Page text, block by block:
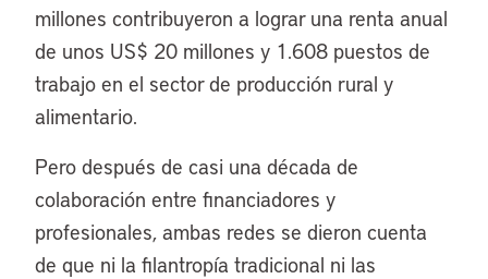
millones contribuyeron a lograr una renta anual
de unos US$ 20 millones y 1.608 puestos de
trabajo en el sector de producción rural y
alimentario.
Pero después de casi una década de
colaboración entre financiadores y
profesionales, ambas redes se dieron cuenta
de que ni la filantropía tradicional ni las